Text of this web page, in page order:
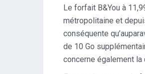
Le forfait B&You à
métropolitaine et
conséquente
de 10 Go
concerne également la